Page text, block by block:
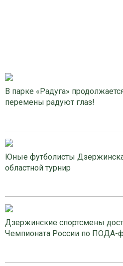
В парке «Радуга»
перемены радуют глаз!
Юные футболисты Дзержинска
областной турнир
Дзержинские спортсмены
Чемпионата России по ПОДА-